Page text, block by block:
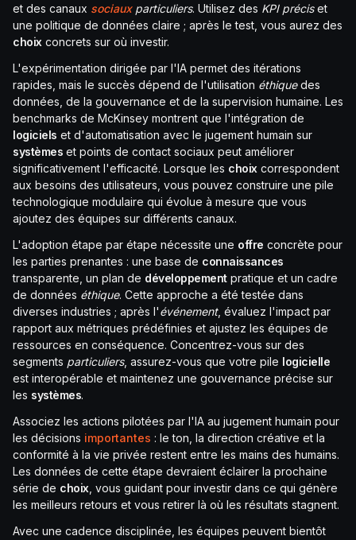
et des canaux sociaux particuliers. Utilisez des KPI préciset
une politique de données claire ; après le test, vous aurez des
choix concrets sur où investir.
L'expérimentation dirigée par l'IA permet des itérations
rapides, mais le succès dépend de l'utilisation éthiquedes
données, de la gouvernance et de la supervision humaine. Les
benchmarks de McKinsey montrent que l'intégration de
logiciels et d'automatisation avec le jugement humain sur
systèmes et points de contact sociaux peut améliorer
significativement l'efficacité. Lorsque les choix correspondent
aux besoins des utilisateurs, vous pouvez construire une pile
technologique modulaire qui évolue à mesure que vous
ajoutez des équipes sur différents canaux.
L'adoption étape par étape nécessite une offre concrète pour
les parties prenantes : une base de connaissances
transparente, un plan de développementpratique et un cadre
de données éthique. Cette approche a été testée dans
diverses industries ; après l'événement, évaluez l'impact par
rapport aux métriques prédéfinies et ajustez les équipes de
ressources en conséquence. Concentrez-vous sur des
segments particuliers, assurez-vous que votre pile logicielle
est interopérable et maintenez une gouvernance précise sur
les systèmes.
Associez les actions pilotées par l'IA au jugement humain pour
les décisions importantes : le ton, la direction créative et la
conformité à la vie privée restent entre les mains des humains.
Les données de cette étape devraient éclairer la prochaine
série de choix , vous guidant pour investir dans ce qui génère
les meilleurs retours et vous retirer là où les résultats stagnent.
Avec une cadence disciplinée, les équipes peuvent bientôt